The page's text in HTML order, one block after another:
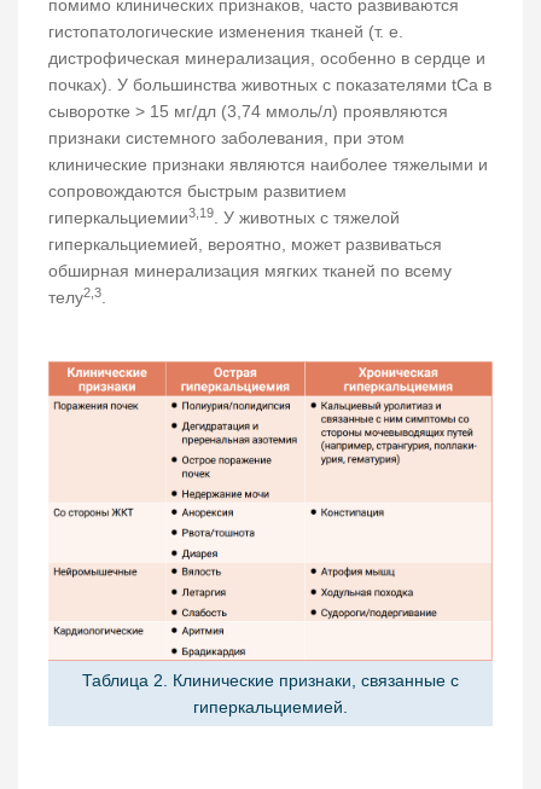
помимо клинических признаков, часто развиваются
гистопатологические изменения тканей (т. е.
дистрофическая минерализация, особенно в сердце и
почках). У большинства животных с показателями tCa в
сыворотке > 15 мг/дл (3,74 ммоль/л) проявляются
признаки системного заболевания, при этом
клинические признаки являются наиболее тяжелыми и
сопровождаются быстрым развитием
гиперкальциемии3,19. У животных с тяжелой
гиперкальциемией, вероятно, может развиваться
обширная минерализация мягких тканей по всему
телу2,3.
Таблица 2. Клинические признаки, связанные с
гиперкальциемией.